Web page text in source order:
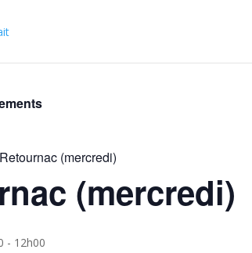
Retournac (mercredi)
(mercredi)
- 12h00